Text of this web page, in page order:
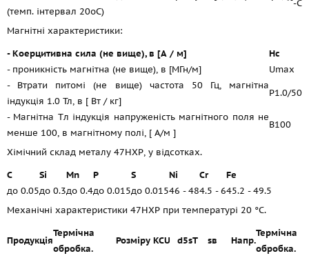
(темп. інтервал 20oС)
-C
Магнітні характеристики:
- Коерцитивна сила (не вище), в [А / м]
Hc
- проникність магнітна (не вище), в [МГн/м]
Umax
- Втрати питомі (не вище) частота 50 Гц, магнітна
індукція 1.0 Тл, в [ Вт / кг]
P1.0/50
- Магнітна Tл індукція напруженість магнітного поля не
менше 100, в магнітному полі, [ А/м ]
B100
Хімічний склад металу 47НХР, у відсотках.
C
Si Mn P S Ni Cr
Fe
до 0.05до 0.3до 0.4до 0.015до 0.01546 - 484.5 - 645.2 - 49.5
Механічні характеристики 47НХР при температурі 20 °C.
Продукція
Термічна
обробка.
Розмірy KCU d5sT sв Напр.
Термічна
обробка.